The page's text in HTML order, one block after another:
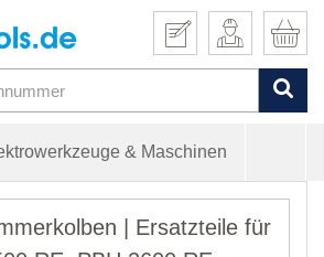
& Maschinen
| Ersatzteile für